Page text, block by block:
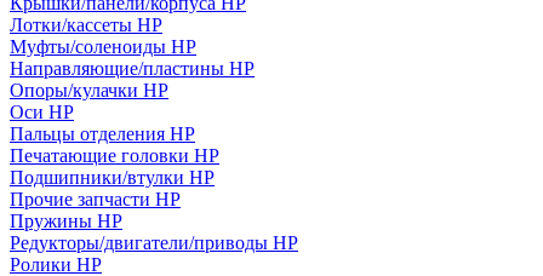
Лотки/кассеты HP
Муфты/соленоиды HP
Направляющие/пластины HP
Опоры/кулачки HP
Оси HP
Пальцы отделения HP
Печатающие головки HP
Подшипники/втулки HP
Прочие запчасти HP
Пружины HP
Редукторы/двигатели/приводы HP
Ролики HP